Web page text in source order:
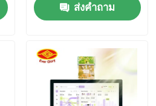
ส่งคำถาม